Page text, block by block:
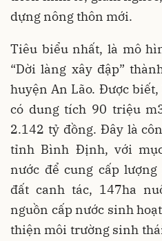
dựng nông thôn mới.
Tiêu biểu nhất, là mô
“Dời làng xây đập”
huyện An Lão. Được
có dung tích 90 triệu
2.142 tỷ đồng. Đây là
tỉnh Bình Định, với
nước để cung cấp
đất canh tác, 147ha
nguồn cấp nước sinh
thiện môi trường sinh